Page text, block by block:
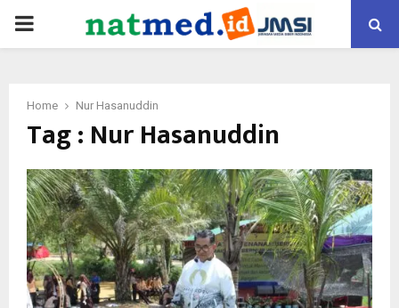
PRIMARY
Home Nur Hasanuddin
Tag : Nur Hasanuddin